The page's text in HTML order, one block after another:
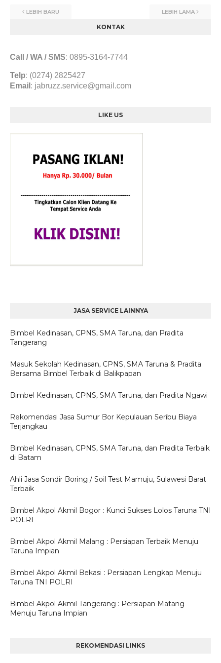
LEBIH BARU LEBIH LAMA
KONTAK
Call / WA / SMS: 0895-3164-7744
Telp: (0274) 2825427
Email : jabruzz.service@gmail.com
LIKE US
JASA SERVICE LAINNYA
Bimbel Kedinasan, CPNS, SMA Taruna, dan Pradita
Tangerang
Masuk Sekolah Kedinasan, CPNS, SMA Taruna & Pradita
Bersama Bimbel Terbaik di Balikpapan
Bimbel Kedinasan, CPNS, SMA Taruna, dan Pradita Ngawi
Rekomendasi Jasa Sumur Bor Kepulauan Seribu Biaya
Terjangkau
Bimbel Kedinasan, CPNS, SMA Taruna, dan Pradita Terbaik
di Batam
Ahli Jasa Sondir Boring / Soil Test Mamuju, Sulawesi Barat
Terbaik
Bimbel Akpol Akmil Bogor : Kunci Sukses Lolos Taruna TNI
POLRI
Bimbel Akpol Akmil Malang : Persiapan Terbaik Menuju
Taruna Impian
Bimbel Akpol Akmil Bekasi : Persiapan Lengkap Menuju
Taruna TNI POLRI
Bimbel Akpol Akmil Tangerang : Persiapan Matang
Menuju Taruna Impian
REKOMENDASI LINKS